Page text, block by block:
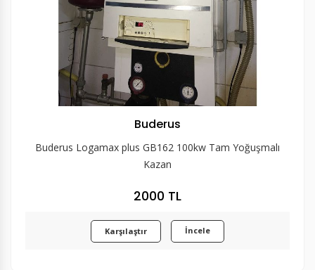
Buderus
Buderus Logamax plus GB162 100kw Tam Yoğuşmalı
Kazan
2000 TL
Karşılaştır İncele